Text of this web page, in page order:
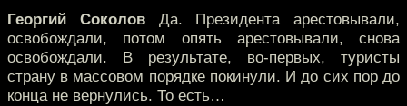
Георгий СоколовДа. Президента арестовывали,
освобождали, потом опять арестовывали, снова
освобождали. В результате, во-первых, туристы
страну в массовом порядке покинули. И до сих пор до
конца не вернулись. То есть…